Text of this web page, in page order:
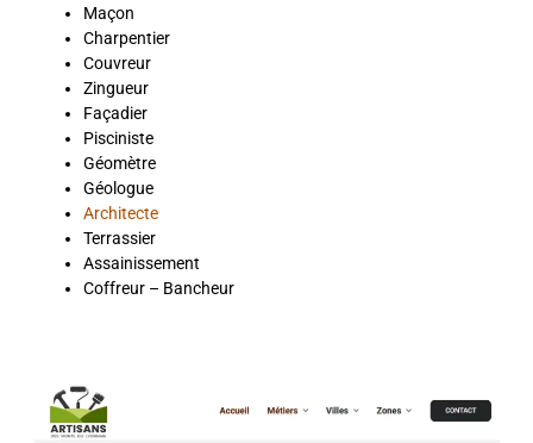
Maçon
Charpentier
Couvreur
Zingueur
Façadier
Pisciniste
Géomètre
Géologue
Architecte
Terrassier
Assainissement
Coffreur – Bancheur